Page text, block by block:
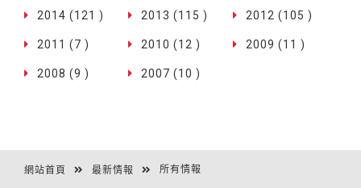
2014 (121 ) 2013 (115 ) 2012 (105 )
2011 (7 ) 2010 (12 ) 2009 (11 )
2008 (9 ) 2007 (10 )
網站首頁 最新情報 所有情報